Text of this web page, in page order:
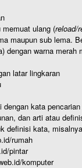
ulang (reload/
maupun sub lema.
warna
latar lingkaran
kata
dan arti atau
definisi kata,
rumah
pintar
komputer